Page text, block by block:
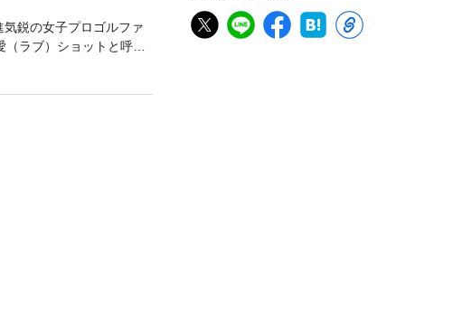
鋭の女子プロゴルファ
ラブ）ショットと呼ぶ
躍する政財界の首領、